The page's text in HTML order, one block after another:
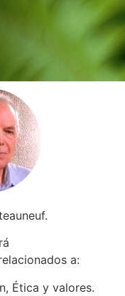
a:
Ética y valores.